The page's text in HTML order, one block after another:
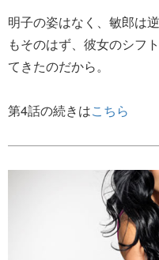
明子の姿はなく、敏郎は
もそのはず、彼女のシフ
てきたのだから。
第4話の続きはこちら